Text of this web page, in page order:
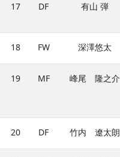
17 DF 有山 弾
18 FW 深澤悠太
19 MF 峰尾 隆之介
20 DF 竹内 遼太朗